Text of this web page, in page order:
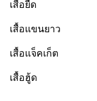
เสื้อยืด
เสื้อแขนยาว
เสื้อแจ็คเก็ต
เสื้อฮู้ด